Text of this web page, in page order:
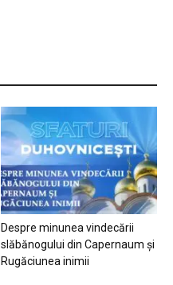
Despre minunea vindecării
slăbănogului din Capernaum și
Rugăciunea inimii